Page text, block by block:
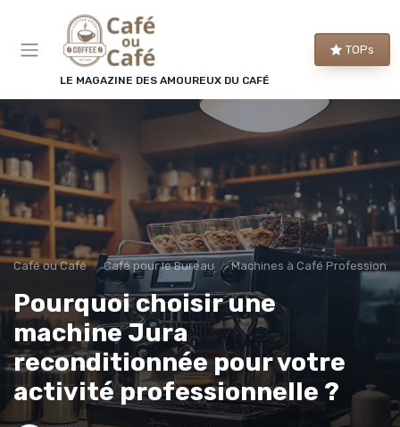
LE MAGAZINE DES AMOUREUX DU CAFÉ
TOPs
Café ou Café Café pour le Bureau Machines à Café
Pourquoi choisir une
machine Jura
reconditionnée pour votre
activité professionnelle ?
Panneau de gestion des cookies